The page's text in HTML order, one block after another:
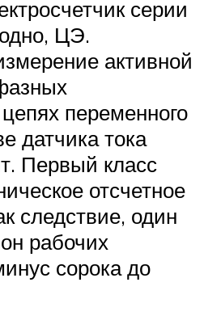
серии
ЦЭ.
активной
переменного
датчика тока
Первый класс
отсчетное
следствие, один
рабочих
сорока до